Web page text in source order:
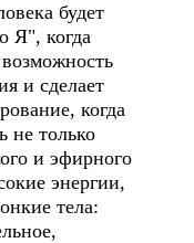
будет
Я", когда
и сделает
когда
не только
и эфирного
энергии,
тела: